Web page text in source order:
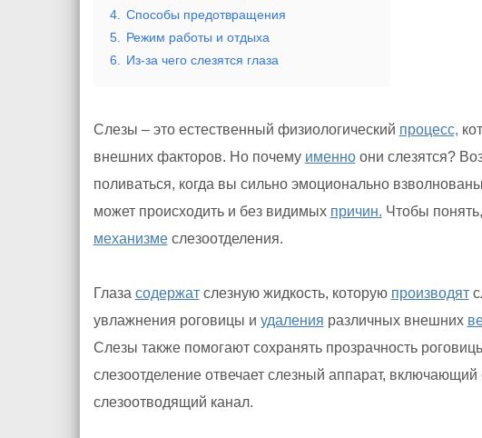
4.
Способы предотвращения
5.
Режим работы и отдыха
6.
Из-за чего слезятся глаза
Слезы – это естественный физиологический процесс,
внешних факторов. Но почему именноони слезятся?
поливаться, когда вы сильно эмоционально
может происходить и без видимых причин. Чтобы
механизмеслезоотделения.
Глаза содержатслезную жидкость, которую производят
увлажнения роговицы и удаления различных внешних
Слезы также помогают сохранять прозрачность
слезоотделение отвечает слезный аппарат,
слезоотводящий канал.